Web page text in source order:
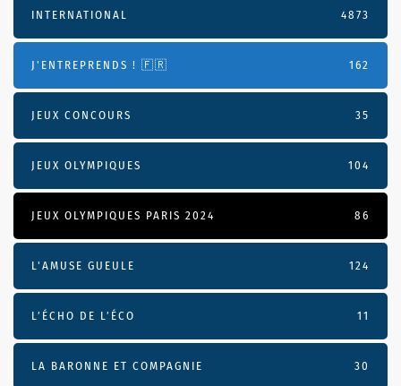
INTERNATIONAL 4873
J'ENTREPRENDS ! 🇫🇷 162
JEUX CONCOURS 35
JEUX OLYMPIQUES 104
JEUX OLYMPIQUES PARIS 2024 86
L'AMUSE GUEULE 124
L’ÉCHO DE L’ÉCO 11
LA BARONNE ET COMPAGNIE 30